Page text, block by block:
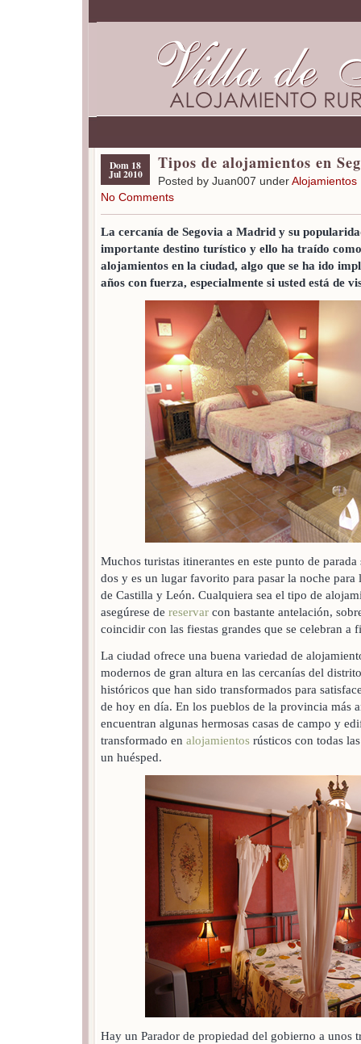
Dom 18
Jul 2010
Tipos de alojamientos en
Posted by Juan007 underAlojamientos
No Comments
La cercanía de Segovia a Madrid y su
importante destino turístico y ello ha traído como
alojamientos en la ciudad, algo que se ha ido
años con fuerza, especialmente si usted está de
Muchos turistas itinerantes en este punto de
dos y es un lugar favorito para pasar la noche para
de Castilla y León. Cualquiera sea el tipo de
asegúrese de reservar con bastante antelación,
coincidir con las fiestas grandes que se celebran a
La ciudad ofrece una buena variedad de
modernos de gran altura en las cercanías del
históricos que han sido transformados para
de hoy en día. En los pueblos de la provincia más
encuentran algunas hermosas casas de campo y
transformado en alojamientos rústicos con todas
un huésped.
Hay un Parador de propiedad del gobierno a unos